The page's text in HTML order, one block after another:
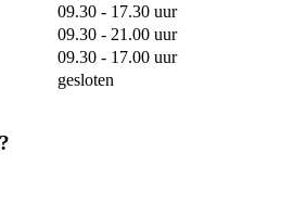
09.30 - 17.30 uur
09.30 - 21.00 uur
09.30 - 17.00 uur
gesloten